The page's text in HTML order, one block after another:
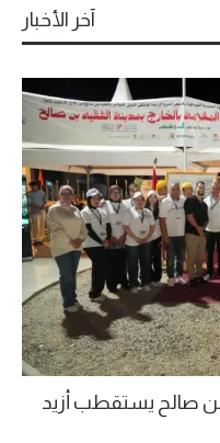
آخر الأخبار
بن صالح يستقطب أزيد